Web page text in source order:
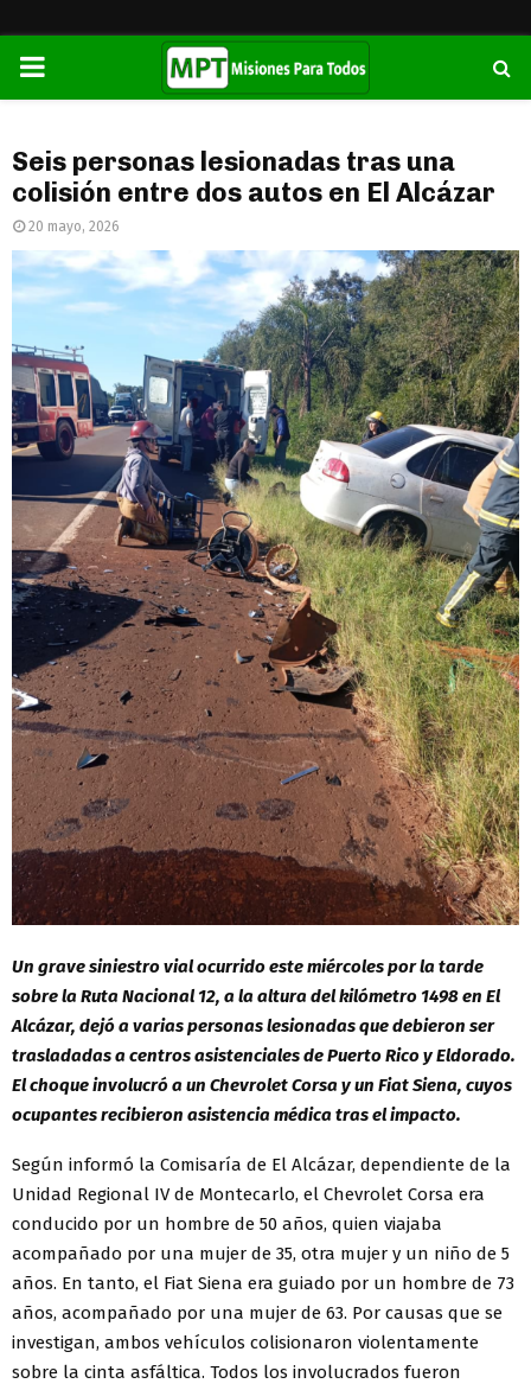
PRIMARY
Seis personas lesionadas tras una
colisión entre dos autos en El Alcázar
20 mayo, 2026
Un grave siniestro vial ocurrido este miércoles por la tarde
sobre la Ruta Nacional 12, a la altura del kilómetro 1498 en El
Alcázar, dejó a varias personas lesionadas que debieron ser
trasladadas a centros asistenciales de Puerto Rico y Eldorado.
El choque involucró a un Chevrolet Corsa y un Fiat Siena, cuyos
ocupantes recibieron asistencia médica tras el impacto.
Según informó la Comisaría de El Alcázar, dependiente de la
Unidad Regional IV de Montecarlo, el Chevrolet Corsa era
conducido por un hombre de 50 años, quien viajaba
acompañado por una mujer de 35, otra mujer y un niño de 5
años. En tanto, el Fiat Siena era guiado por un hombre de 73
años, acompañado por una mujer de 63. Por causas que se
investigan, ambos vehículos colisionaron violentamente
sobre la cinta asfáltica. Todos los involucrados fueron